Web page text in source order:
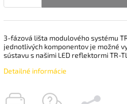
3-fázová lišta modulového systému
jednotlivých komponentov je možné
sústavu s našimi LED reflektormi TR-
Detailné informácie